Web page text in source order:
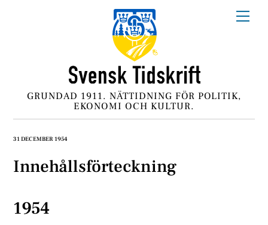
GRUNDAD 1911. NÄTTIDNING FÖR POLITIK,
EKONOMI OCH KULTUR.
31 DECEMBER 1954
Innehållsförteckning
1954